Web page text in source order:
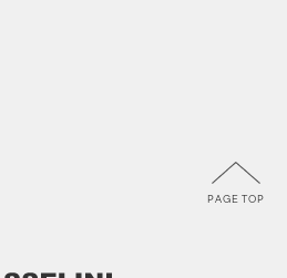
PAGE TOP